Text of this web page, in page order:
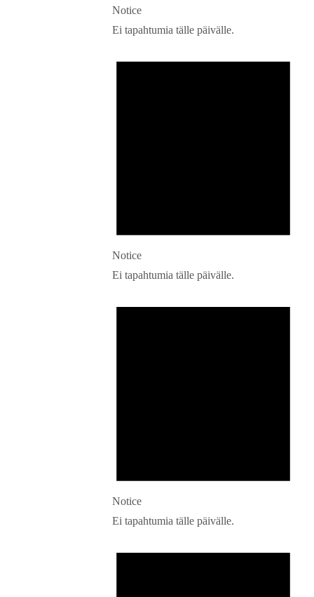
Notice
Ei tapahtumia tälle päivälle.
Notice
Ei tapahtumia tälle päivälle.
Notice
Ei tapahtumia tälle päivälle.